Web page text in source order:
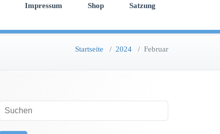
Impressum Shop Satzung
Startseite / 2024 / Februar